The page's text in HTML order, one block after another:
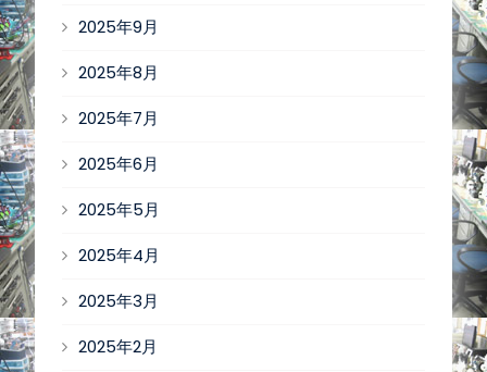
2025年9月
2025年8月
2025年7月
2025年6月
2025年5月
2025年4月
2025年3月
2025年2月